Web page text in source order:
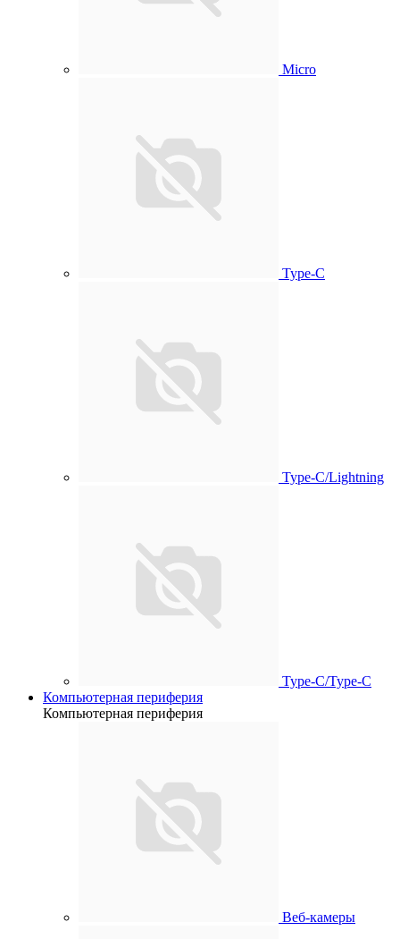
Micro
Type-C
Type-C/Lightning
Type-C/Type-C
Компьютерная периферия
Компьютерная периферия
Веб-камеры